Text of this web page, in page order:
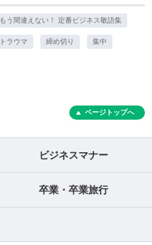
もう間違えない！ 定番ビジネス敬語集
トラウマ 締め切り 集中
ページトップへ
ビジネスマナー
卒業・卒業旅行